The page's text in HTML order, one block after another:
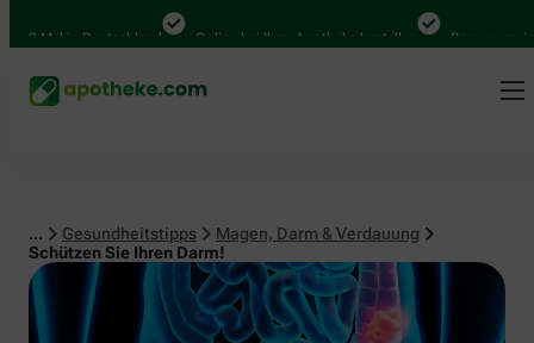
in Deutschland Online bei Ihrer Apotheke bestellen Bequem
... Gesundheitstipps
Magen, Darm & Verdauung
Schützen Sie Ihren Darm!
Magen, Darm & Verdauung